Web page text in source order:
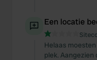
Een locatie
Helaas
plek.